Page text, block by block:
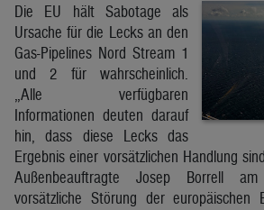
Die EU hält Sabotage als
Ursache für die Lecks an den
Gas-Pipelines Nord Stream 1
und 2 für wahrscheinlich.
„Alle verfügbaren
Informationen deuten darauf
hin, dass diese Lecks das
Ergebnis einer vorsätzlichen Handlung
Außenbeauftragte Josep Borrell
vorsätzliche Störung der europäischen